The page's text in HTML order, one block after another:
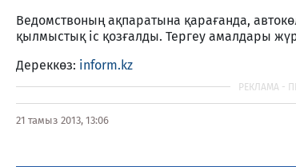
Ведомствоның ақпаратына қарағанда,
қылмыстық іс қозғалды. Тергеу амалдары
Дереккөз: inform.kz
21 тамыз 2013, 13:06